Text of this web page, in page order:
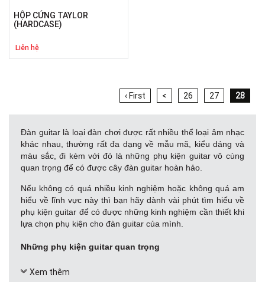
HỘP CỨNG TAYLOR
(HARDCASE)
Liên hệ
‹ First < 26 27 28
Đàn guitar là loại đàn chơi được rất nhiều thể loại âm nhạc
khác nhau, thường rất đa dạng về mẫu mã, kiểu dáng và
màu sắc, đi kèm với đó là những phụ kiện guitar vô cùng
quan trọng để có được cây đàn guitar hoàn hảo.
Nếu không có quá nhiều kinh nghiệm hoặc không quá am
hiểu về lĩnh vực này thì bạn hãy dành vài phút tìm hiểu về
phụ kiện guitar để có được những kinh nghiệm cần thiết khi
lựa chọn phụ kiện cho đàn guitar của mình.
Những phụ kiện guitar quan trọng
Phơ guitar effect
Phụ kiện gần như bắt buộc cho guitar điện, có tác dụng,
Xem thêm